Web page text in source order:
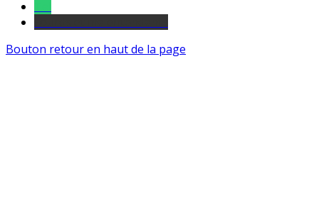
Bouton retour en haut de la page